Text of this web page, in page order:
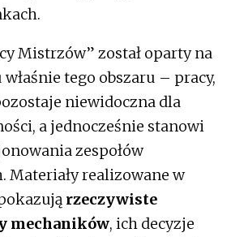
Mistrzów” został oparty na
tego obszaru – pracy,
niewidoczna dla
a jednocześnie stanowi
zespołów
realizowane w
rzeczywiste
mechaników, ich decyzje